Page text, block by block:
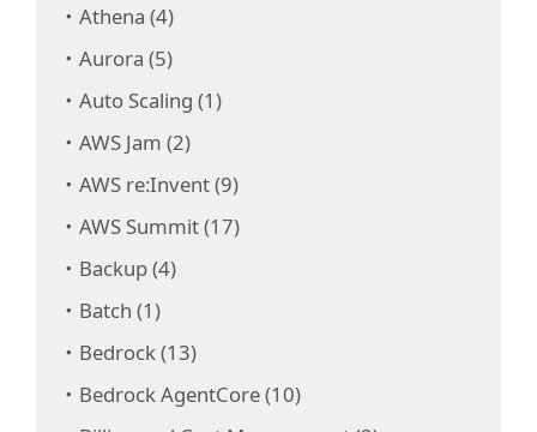
Athena (4)
Aurora (5)
Auto Scaling (1)
AWS Jam (2)
AWS re:Invent (9)
AWS Summit (17)
Backup (4)
Batch (1)
Bedrock (13)
Bedrock AgentCore (10)